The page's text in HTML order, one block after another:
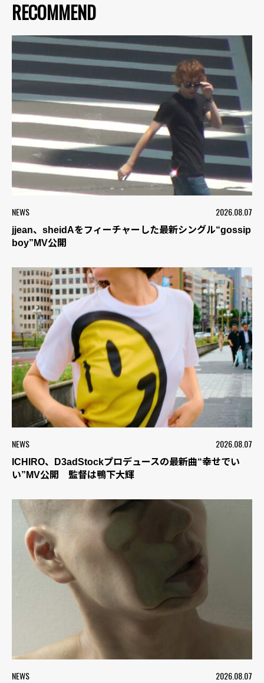
RECOMMEND
NEWS 2026.08.07
jjean、sheidAをフィーチャーした最新シングル“gossip
boy”MV公開
NEWS 2026.08.07
ICHIRO、D3adStockプロデュースの最新曲“幸せでい
い”MV公開 監督は鴨下大輝
NEWS 2026.08.07